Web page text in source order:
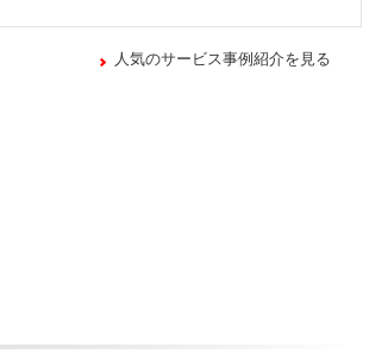
人気のサービス事例紹介を見る